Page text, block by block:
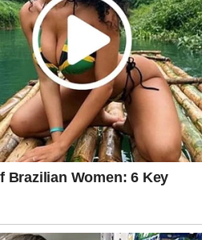
STIŽU KROZ
SUSRET
donijeti i zanimljivu priliku
poslom.
slučajan susret ili razgovor
važno za vašu budućnost.
druženja ili kontakte sa ljudima